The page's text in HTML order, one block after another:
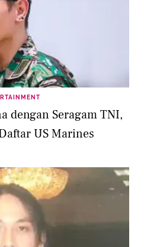
dengan Seragam TNI,
US Marines